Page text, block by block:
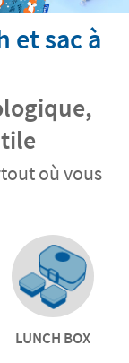
et sac à
où vous
LUNCH BOX